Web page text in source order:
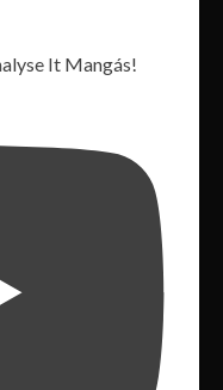
It Mangás!